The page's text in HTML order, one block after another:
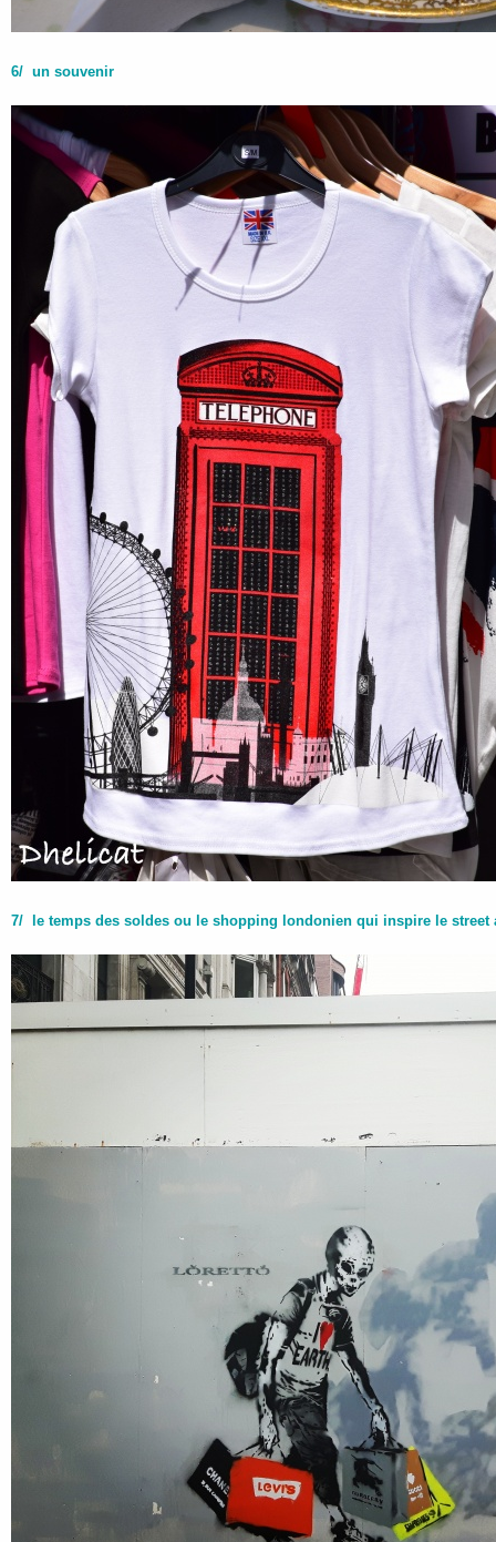
6/ un souvenir
7/ le temps des soldes ou le shopping londonien qui inspire le street